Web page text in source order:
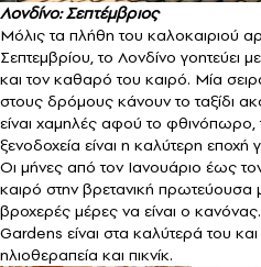
Λονδίνο: Σεπτέμβριος
Μόλις τα πλήθη του καλοκαιριού
Σεπτεμβρίου, το Λονδίνο γοητεύει
και τον καθαρό του καιρό. Μία
στους δρόμους κάνουν το ταξίδι
είναι χαμηλές αφού το φθινόπωρο,
ξενοδοχεία είναι η καλύτερη εποχή
Οι μήνες από τον Ιανουάριο έως
καιρό στην βρετανική πρωτεύουσα
βροχερές μέρες να είναι ο
Gardens είναι στα καλύτερά του και
ηλιοθεραπεία και πικνίκ.